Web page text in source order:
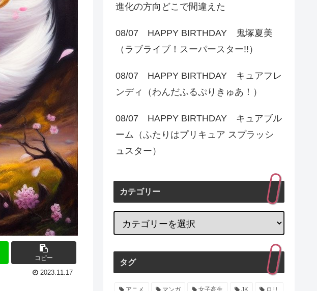
コピー
2023.11.17
進化の方向どこで間違えた
08/07 HAPPY BIRTHDAY 鬼塚夏美
（ラブライブ！スーパースター!!）
08/07 HAPPY BIRTHDAY キュアフレ
ンディ（わんだふるぷりきゅあ！）
08/07 HAPPY BIRTHDAY キュアブル
ーム（ふたりはプリキュア スプラッシ
ュスター）
カテゴリー
タグ
アニメ マンガ 女子高生 JK ロリ